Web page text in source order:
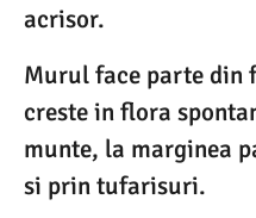
acrisor.
Murul face parte din
creste in flora
munte, la marginea
si prin tufarisuri.